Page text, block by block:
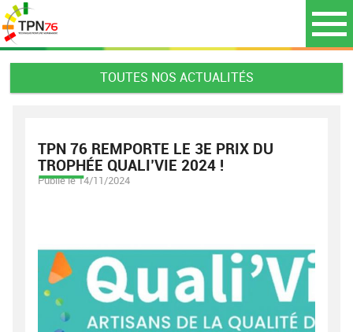
TOUTES NOS ACTUALITÉS
TPN 76 REMPORTE LE 3E PRIX DU
TROPHÉE QUALI’VIE 2024 !
Publié le 14/11/2024